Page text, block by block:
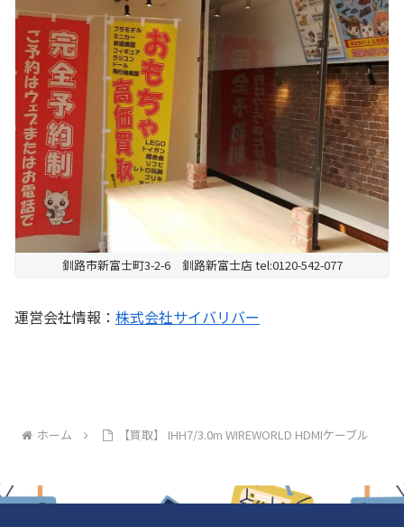
釧路市新富士町3-2-6 釧路新富士店 tel:0120-542-077
運営会社情報： 株式会社サイバリバー
ホーム 【買取】 IHH7/3.0m WIREWORLD HDMIケーブル